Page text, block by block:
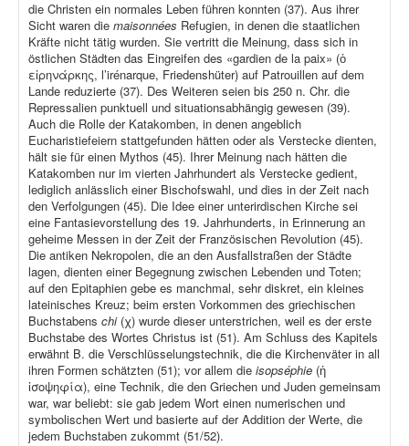
die Christen ein normales Leben führen konnten (37). Aus ihrer
Sicht waren die maisonnées Refugien, in denen die staatlichen
Kräfte nicht tätig wurden. Sie vertritt die Meinung, dass sich in
östlichen Städten das Eingreifen des «gardien de la paix» (ὁ
εἰρηνάρκης, l’irénarque, Friedenshüter) auf Patrouillen auf dem
Lande reduzierte (37). Des Weiteren seien bis 250 n. Chr. die
Repressalien punktuell und situationsabhängig gewesen (39).
Auch die Rolle der Katakomben, in denen angeblich
Eucharistiefeiern stattgefunden hätten oder als Verstecke dienten,
hält sie für einen Mythos (45). Ihrer Meinung nach hätten die
Katakomben nur im vierten Jahrhundert als Verstecke gedient,
lediglich anlässlich einer Bischofswahl, und dies in der Zeit nach
den Verfolgungen (45). Die Idee einer unterirdischen Kirche sei
eine Fantasievorstellung des 19. Jahrhunderts, in Erinnerung an
geheime Messen in der Zeit der Französischen Revolution (45).
Die antiken Nekropolen, die an den Ausfallstraßen der Städte
lagen, dienten einer Begegnung zwischen Lebenden und Toten;
auf den Epitaphien gebe es manchmal, sehr diskret, ein kleines
lateinisches Kreuz; beim ersten Vorkommen des griechischen
Buchstabens chi (χ) wurde dieser unterstrichen, weil es der erste
Buchstabe des Wortes Christus ist (51). Am Schluss des Kapitels
erwähnt B. die Verschlüsselungstechnik, die die Kirchenväter in all
ihren Formen schätzten (51); vor allem die isopséphie (ἡ
ἰσοψηφία), eine Technik, die den Griechen und Juden gemeinsam
war, war beliebt: sie gab jedem Wort einen numerischen und
symbolischen Wert und basierte auf der Addition der Werte, die
jedem Buchstaben zukommt (51/52).